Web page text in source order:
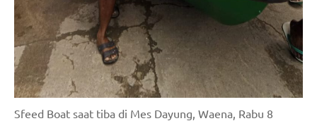
Sfeed Boat saat tiba di Mes Dayung, Waena, Rabu 8